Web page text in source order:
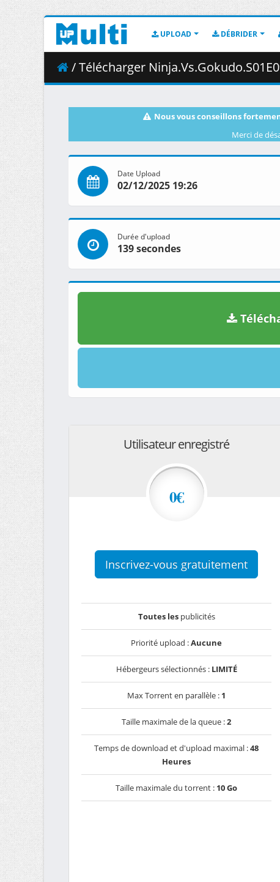
UPLOAD DÉBRIDER
/ Télécharger
Nous vous conseillons
Merci de
Date Upload
02/12/2025 19:26
Durée d'upload
139 secondes
Utilisateur enregistré
0€
Inscrivez-vous gratuitement
Toutes lespublicités
Priorité upload :Aucune
Hébergeurs sélectionnés : LIMITÉ
Max Torrent en parallèle : 1
Taille maximale de la queue :2
Temps de download et d'upload maximal :48
Heures
Taille maximale du torrent : 10 Go